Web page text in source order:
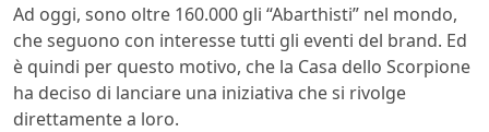
Ad oggi, sono oltre 160.000 gli “Abarthisti” nel mondo,
che seguono con interesse tutti gli eventi del brand. Ed
è quindi per questo motivo, che la Casa dello Scorpione
ha deciso di lanciare una iniziativa che si rivolge
direttamente a loro.